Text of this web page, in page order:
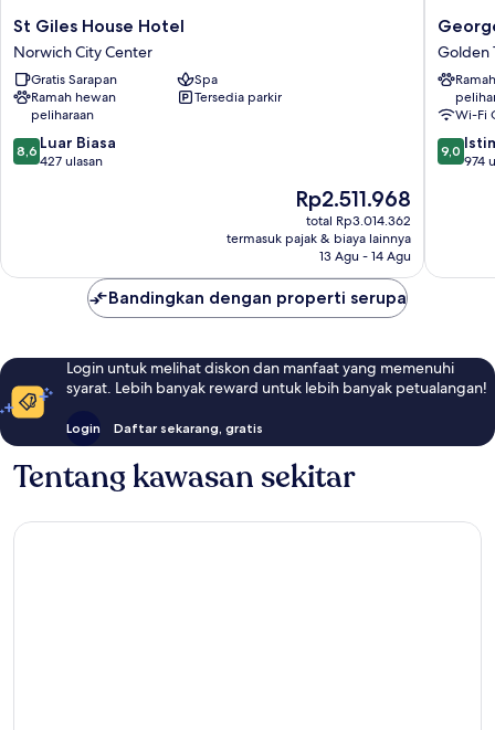
St
Giles
House
Hotel
Norwich
City
Center
St Giles House Hotel
Norwich City Center
Gratis Sarapan
Spa
Ramah hewan
peliharaan
Tersedia parkir
8.6
dari
8,6 Luar Biasa
427 ulasan
Harga
sekarang
Rp2.511.968
Rp2.511.968
total Rp3.014.362
termasuk pajak & biaya lainnya
13 Agu - 14 Agu
George
Hotel,
BW
Golden
Triangle
Golden
Wi-Fi
9.0
dari
9,0
974
Bandingkan dengan properti serupa
Login untuk melihat diskon dan manfaat yang memenuhi
syarat. Lebih banyak reward untuk lebih banyak petualangan!
Login Daftar sekarang, gratis
Tentang kawasan sekitar